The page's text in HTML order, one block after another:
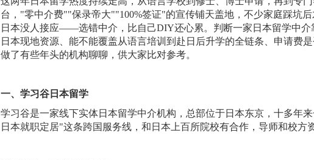
台， "零中介费""保录帝大""100%签证"的宣传铺天盖地，不少家庭踩坑
日本没人接应——选错中介，比自己DIY还心累。判断一家日本留学中
日本现地资源、能不能覆盖从语言培训到赴日后升学的全链条、申请费
做了有些年头的机构聊聊，供大家比对参考。
一、学习谷日本留学
学习谷是一家线下实体日本留学中介机构，总部位于日本东京，十多年
日本就职定居"这条跨国服务线，和日本上百所院校有合作，导师和校方